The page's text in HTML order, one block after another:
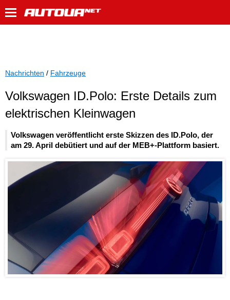
Nachrichten / Fahrzeuge
Volkswagen ID.Polo: Erste Details zum
elektrischen Kleinwagen
Volkswagen veröffentlicht erste Skizzen des ID.Polo, der
am 29. April debütiert und auf der MEB+-Plattform basiert.